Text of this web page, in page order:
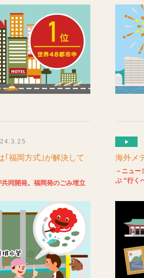
｢福岡方式｣が解決して
同開発。福岡発のごみ埋立
海外メ
－ニュー
ぶ “行く